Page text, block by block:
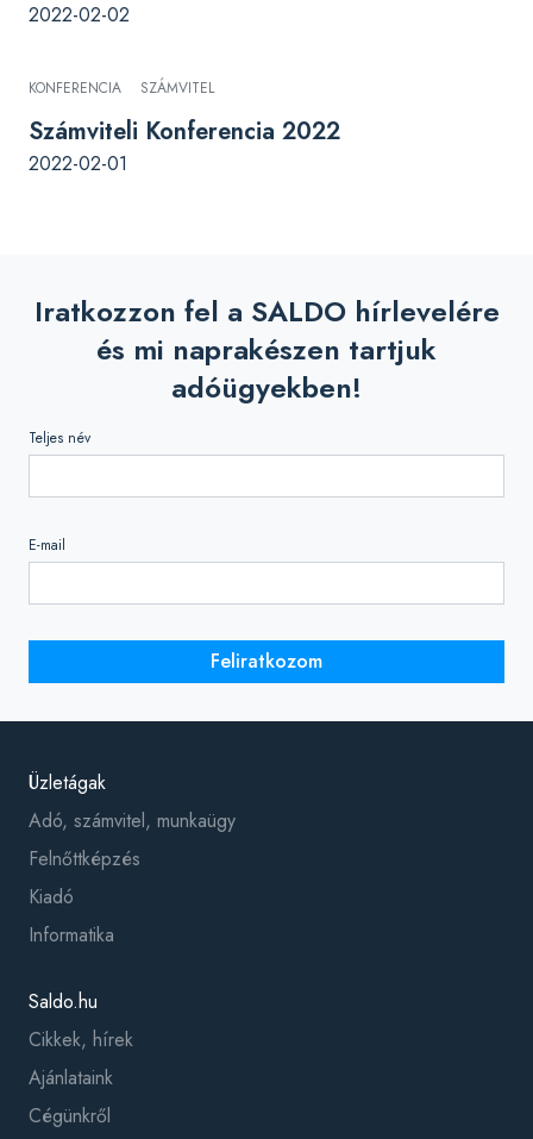
2022-02-02
KONFERENCIA SZÁMVITEL
Számviteli Konferencia 2022
2022-02-01
Iratkozzon fel a SALDO hírlevelére
és mi naprakészen tartjuk
adóügyekben!
Teljes név
E-mail
Feliratkozom
Üzletágak
Adó, számvitel, munkaügy
Felnőttképzés
Kiadó
Informatika
Saldo.hu
Cikkek, hírek
Ajánlataink
Cégünkről